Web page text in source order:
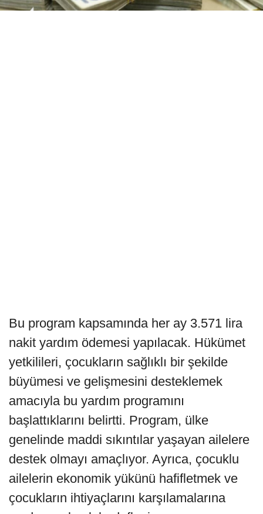
Bu program kapsamında her ay 3.571 lira
nakit yardım ödemesi yapılacak. Hükümet
yetkilileri, çocukların sağlıklı bir şekilde
büyümesi ve gelişmesini desteklemek
amacıyla bu yardım programını
başlattıklarını belirtti. Program, ülke
genelinde maddi sıkıntılar yaşayan ailelere
destek olmayı amaçlıyor. Ayrıca, çocuklu
ailelerin ekonomik yükünü hafifletmek ve
çocukların ihtiyaçlarını karşılamalarına